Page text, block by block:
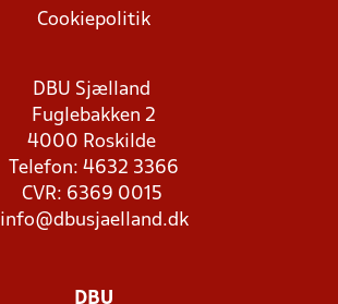
Cookiepolitik
DBU Sjælland
Fuglebakken 2
4000 Roskilde
Telefon: 4632 3366
CVR: 6369 0015
info@dbusjaelland.dk
DBU